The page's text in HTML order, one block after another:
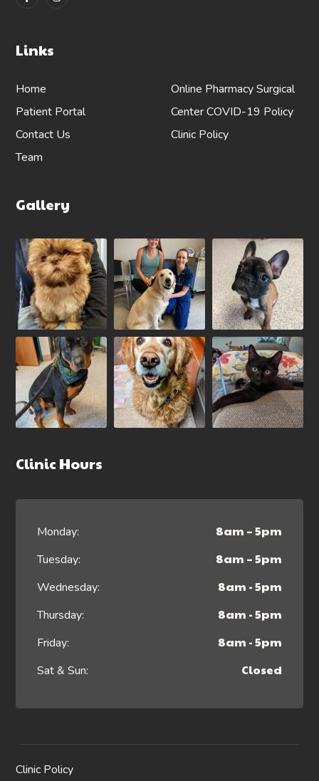
Links
Home
Patient Portal
Contact Us
Team
Online PharmacySurgical
CenterCOVID-19 Policy
Clinic Policy
Gallery
Clinic Hours
Monday: 8am – 5pm
Tuesday: 8am – 5pm
Wednesday: 8am - 5pm
Thursday: 8am - 5pm
Friday: 8am - 5pm
Sat & Sun: Closed
Clinic Policy